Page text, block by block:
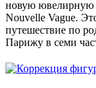
новую ювелирную
Nouvelle Vague.
путешествие по
Парижу в семи